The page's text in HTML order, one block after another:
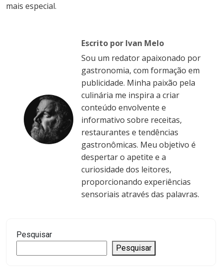
mais especial.
Escrito por Ivan Melo
Sou um redator apaixonado por
gastronomia, com formação em
publicidade. Minha paixão pela
culinária me inspira a criar
conteúdo envolvente e
informativo sobre receitas,
restaurantes e tendências
gastronômicas. Meu objetivo é
despertar o apetite e a
curiosidade dos leitores,
proporcionando experiências
sensoriais através das palavras.
Pesquisar
Pesquisar